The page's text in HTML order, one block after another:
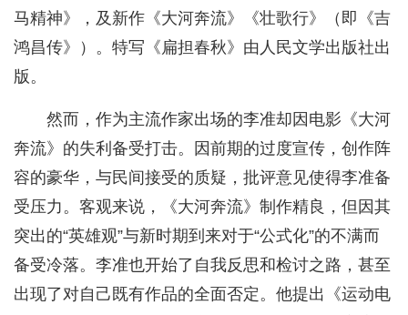
马精神》，及新作《大河奔流》《壮歌行》（即《吉
鸿昌传》）。特写《扁担春秋》由人民文学出版社出
版。
然而，作为主流作家出场的李准却因电影《大河
奔流》的失利备受打击。因前期的过度宣传，创作阵
容的豪华，与民间接受的质疑，批评意见使得李准备
受压力。客观来说，《大河奔流》制作精良，但因其
突出的“英雄观”与新时期到来对于“公式化”的不满而
备受冷落。李准也开始了自我反思和检讨之路，甚至
出现了对自己既有作品的全面否定。他提出《运动电